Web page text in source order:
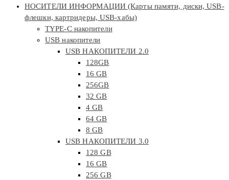
НОСИТЕЛИ ИНФОРМАЦИИ (Карты памяти, диски, USB-
флешки, картридеры, USB-хабы)
TYPE-C накопители
USB накопители
USB НАКОПИТЕЛИ 2.0
128GB
16 GB
256GB
32 GB
4 GB
64 GB
8 GB
USB НАКОПИТЕЛИ 3.0
128 GB
16 GB
256 GB